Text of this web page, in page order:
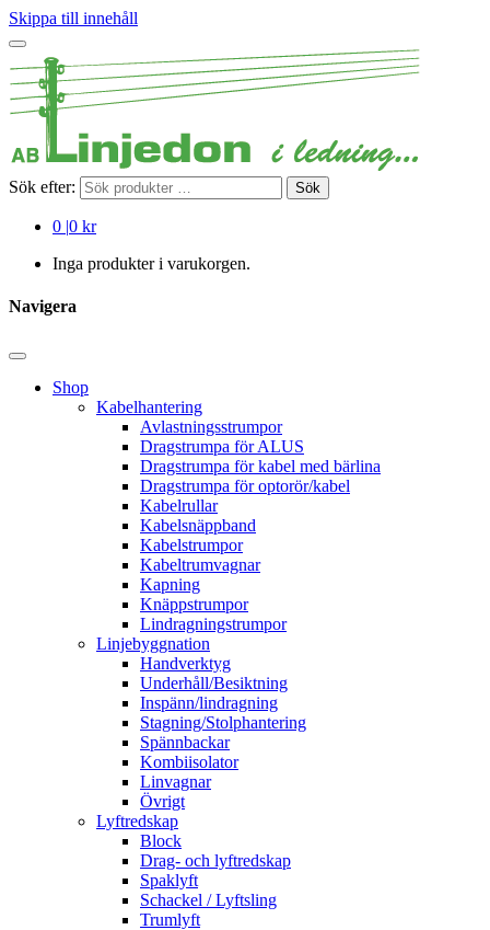
Skippa till innehåll
Sök efter: Sök
0 |0 kr
Inga produkter i varukorgen.
Navigera
Shop
Kabelhantering
Avlastningsstrumpor
Dragstrumpa för ALUS
Dragstrumpa för kabel med bärlina
Dragstrumpa för optorör/kabel
Kabelrullar
Kabelsnäppband
Kabelstrumpor
Kabeltrumvagnar
Kapning
Knäppstrumpor
Lindragningstrumpor
Linjebyggnation
Handverktyg
Underhåll/Besiktning
Inspänn/lindragning
Stagning/Stolphantering
Spännbackar
Kombiisolator
Linvagnar
Övrigt
Lyftredskap
Block
Drag- och lyftredskap
Spaklyft
Schackel / Lyftsling
Trumlyft